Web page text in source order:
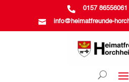
 0157 86556061
 info@heimatfreunde-